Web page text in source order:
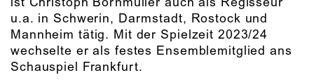
u.a. in Schwerin, Darmstadt, Rostock und
Mannheim tätig. Mit der Spielzeit 2023/24
wechselte er als festes Ensemblemitglied ans
Schauspiel Frankfurt.